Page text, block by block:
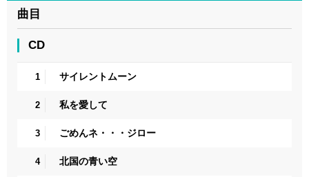
曲目
CD
1 サイレントムーン
2 私を愛して
3 ごめんネ・・・ジロー
4 北国の青い空